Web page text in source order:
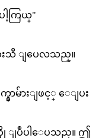
ါ့ကြယ္"
သီ ျပေလသည္။
ာမ်ားျဖင့္ ေျပး
ျပဳပါေပသည္။ ဤ